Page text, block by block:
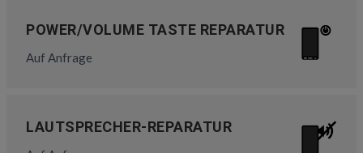
POWER/VOLUME TASTE REPARATUR
Auf Anfrage
LAUTSPRECHER-REPARATUR